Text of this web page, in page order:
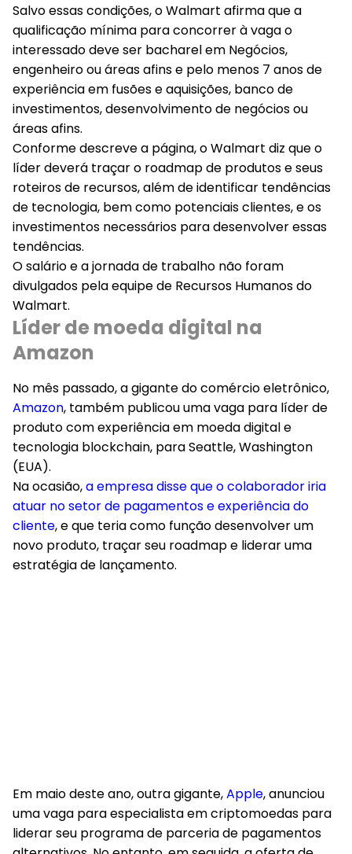
Salvo essas condições, o Walmart afirma que a
qualificação mínima para concorrer à vaga o
interessado deve ser bacharel em Negócios,
engenheiro ou áreas afins e pelo menos 7 anos de
experiência em fusões e aquisições, banco de
investimentos, desenvolvimento de negócios ou
áreas afins.
Conforme descreve a página, o Walmart diz que o
líder deverá traçar o roadmap de produtos e seus
roteiros de recursos, além de identificar tendências
de tecnologia, bem como potenciais clientes, e os
investimentos necessários para desenvolver essas
tendências.
O salário e a jornada de trabalho não foram
divulgados pela equipe de Recursos Humanos do
Walmart.
Líder de moeda digital na
Amazon
No mês passado, a gigante do comércio eletrônico,
Amazon, também publicou uma vaga para líder de
produto com experiência em moeda digital e
tecnologia blockchain, para Seattle, Washington
(EUA).
Na ocasião,a empresa disse que o colaborador iria
atuar no setor de pagamentos e experiência do
cliente, e que teria como função desenvolver um
novo produto, traçar seu roadmap e liderar uma
estratégia de lançamento.
Em maio deste ano, outra gigante,Apple, anunciou
uma vaga para especialista em criptomoedas para
liderar seu programa de parceria de pagamentos